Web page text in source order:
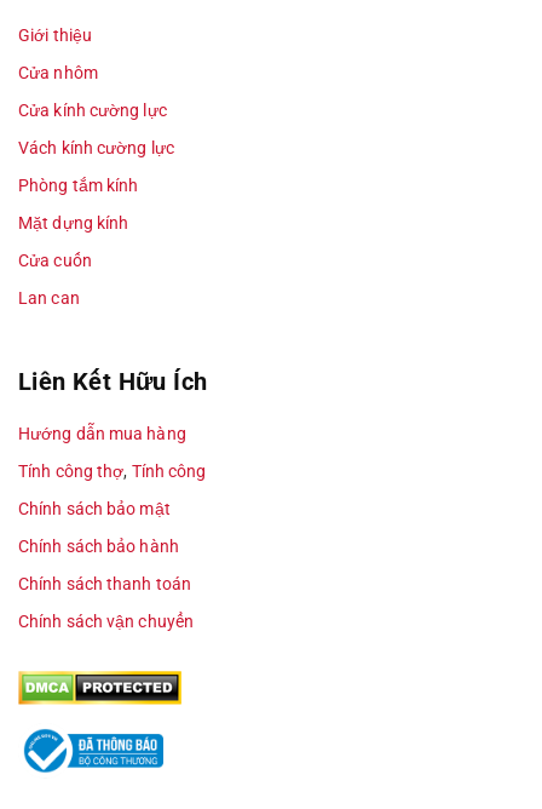
Giới thiệu
Cửa nhôm
Cửa kính cường lực
Vách kính cường lực
Phòng tắm kính
Mặt dựng kính
Cửa cuốn
Lan can
Liên Kết Hữu Ích
Hướng dẫn mua hàng
Tính công thợ, Tính công
Chính sách bảo mật
Chính sách bảo hành
Chính sách thanh toán
Chính sách vận chuyển